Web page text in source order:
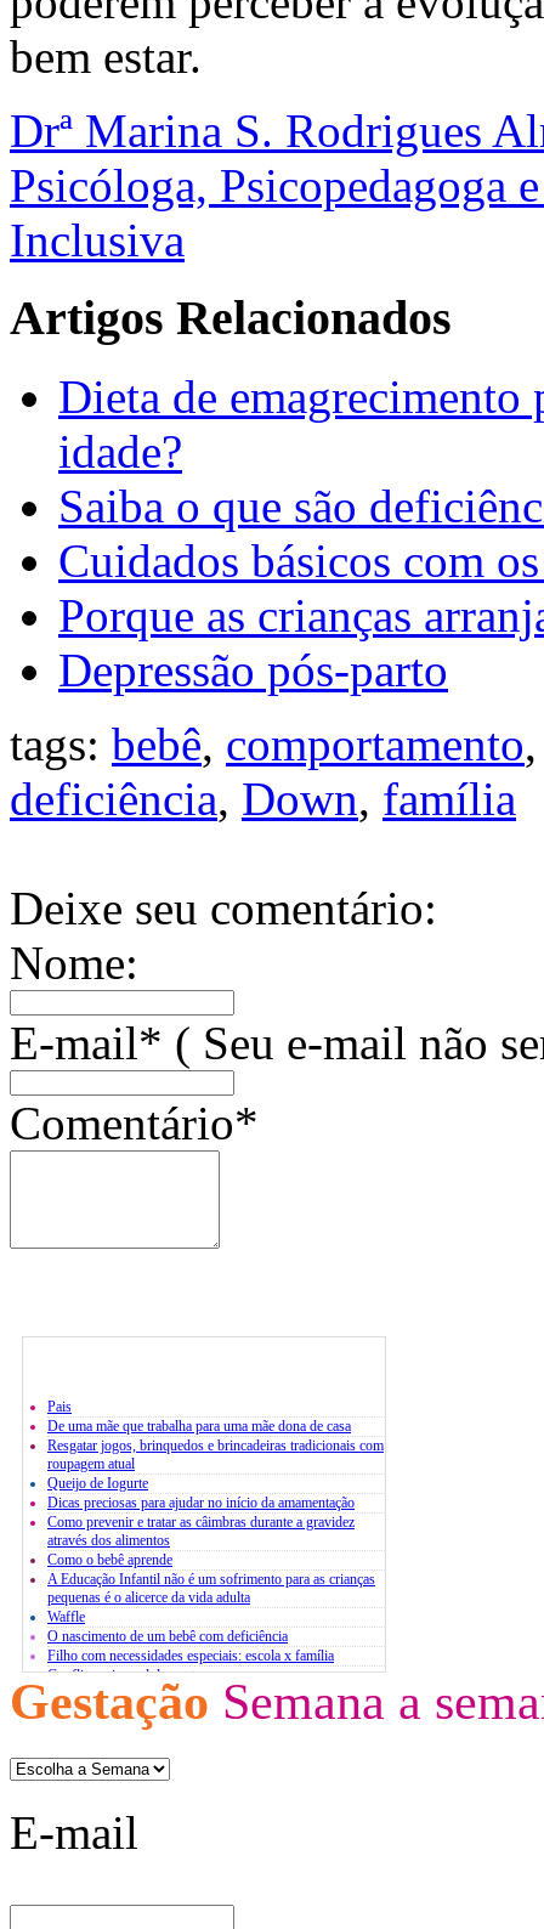
bem estar.
Drª Marina S. Rodrigues
Psicóloga, Psicopedagoga
Inclusiva
Artigos Relacionados
Dieta de emagrecimento
idade?
Saiba o que são
Cuidados básicos com
Porque as crianças
Depressão pós-parto
tags: bebê, comportamento
deficiência, Down, família
Deixe seu comentário:
Nome:
E-mail* ( Seu e-mail não
Comentário*
Pais
De uma mãe que trabalha para uma mãe dona de casa
Resgatar jogos, brinquedos e brincadeiras tradicionais com
roupagem atual
Queijo de Iogurte
Dicas preciosas para ajudar no início da amamentação
Como prevenir e tratar as câimbras durante a gravidez
através dos alimentos
Como o bebê aprende
A Educação Infantil não é um sofrimento para as crianças
pequenas é o alicerce da vida adulta
Waffle
O nascimento de um bebê com deficiência
Filho com necessidades especiais: escola x família
Conflito pais x adolescentes
Atividades extracurriculares
O estresse infantil
Bases para um diálogo com jovens
Gestação Semana a
E-mail